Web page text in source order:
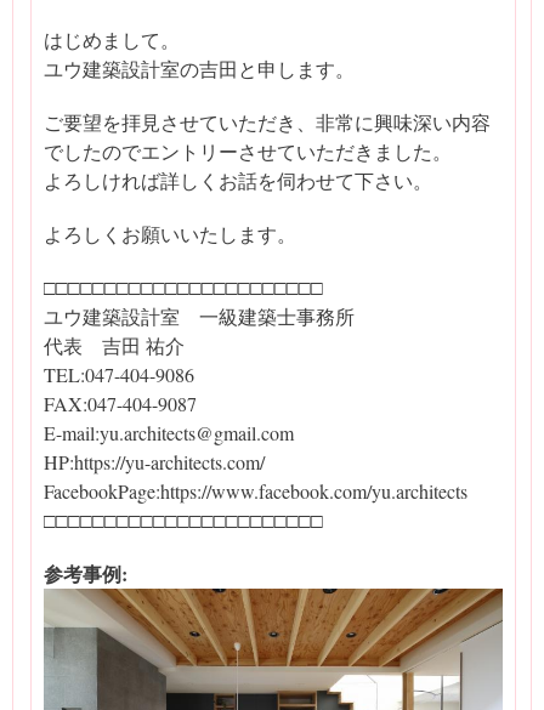
はじめまして。
ユウ建築設計室の吉田と申します。
ご要望を拝見させていただき、非常に興味深い内容
でしたのでエントリーさせていただきました。
よろしければ詳しくお話を伺わせて下さい。
よろしくお願いいたします。
□□□□□□□□□□□□□□□□□□□□□□□
ユウ建築設計室 一級建築士事務所
代表 吉田 祐介
TEL:047-404-9086
FAX:047-404-9087
E-mail:yu.architects@gmail.com
HP:https://yu-architects.com/
FacebookPage:https://www.facebook.com/yu.architects
□□□□□□□□□□□□□□□□□□□□□□□
参考事例: